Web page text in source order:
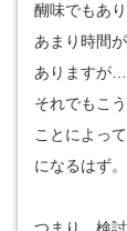
醐味でもあり
あまり時間
ありますが…
それでもこ
ことによっ
になるはず。